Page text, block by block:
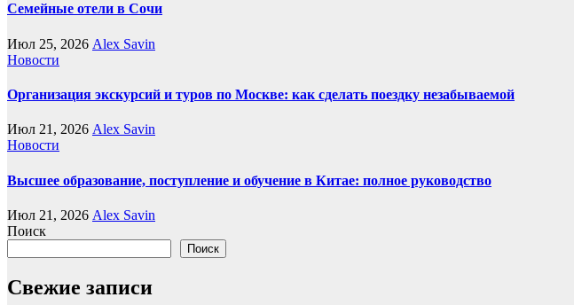
Семейные отели в Сочи
Июл 25, 2026 Alex Savin
Новости
Организация экскурсий и туров по Москве: как сделать поездку незабываемой
Июл 21, 2026 Alex Savin
Новости
Высшее образование, поступление и обучение в Китае: полное руководство
Июл 21, 2026 Alex Savin
Поиск
Поиск
Свежие записи